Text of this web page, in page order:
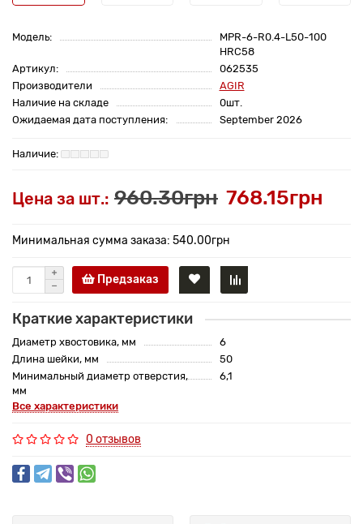
Модель:
MPR-6-R0.4-L50-100
HRC58
Артикул:
062535
Производители
AGIR
Наличие на складе
0шт.
Ожидаемая дата поступления:
September 2026
Цена за шт.: 960.30грн 768.15грн
Минимальная сумма заказа: 540.00грн
Предзаказ
Краткие характеристики
Диаметр хвостовика, мм
6
Длина шейки, мм
50
Минимальный диаметр отверстия,
мм
6,1
Все характеристики
0 отзывов